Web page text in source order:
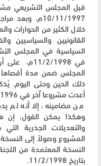
قبل المجلس التشريعي
10/11/1997م،
خلال الكثير من الحوارات
القانونيين والسياسيين
السياسية في المجلس
في 11/2/
المجلس ضمن مدة أقصاها
ذلك الحين وحتى اليوم.
من مضامينه، إلا أنه لم
وهكذا يمكن القول، إن
والتعديلات الجذرية
المشروع وصولاً إلى
النسخة المعتمدة من
بتاريخ 11/2/1998.